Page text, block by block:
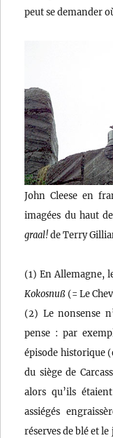
peut se demander
John Cleese en
imagées du haut
graal!de Terry
(1) En Allemagne,
Kokosnuß (= Le
(2) Le nonsense
pense : par
épisode historique
du siège de
alors qu’ils
assiégés
réserves de blé et